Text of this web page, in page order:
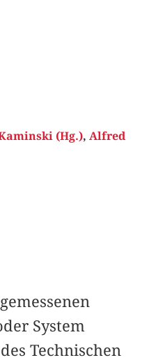
(Hg.), Alfred
System
Technischen